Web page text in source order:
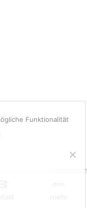
mehr
Funktionalität